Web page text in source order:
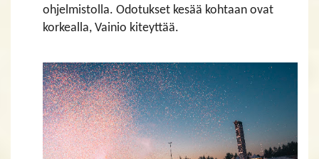
ohjelmistolla. Odotukset kesää kohtaan ovat
korkealla, Vainio kiteyttää.